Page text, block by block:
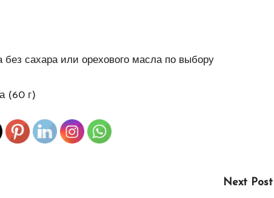
без сахара или орехового масла по выбору
(60 г)
Next Post